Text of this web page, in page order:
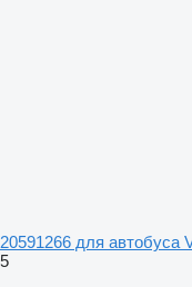
20591266 для автобуса
5